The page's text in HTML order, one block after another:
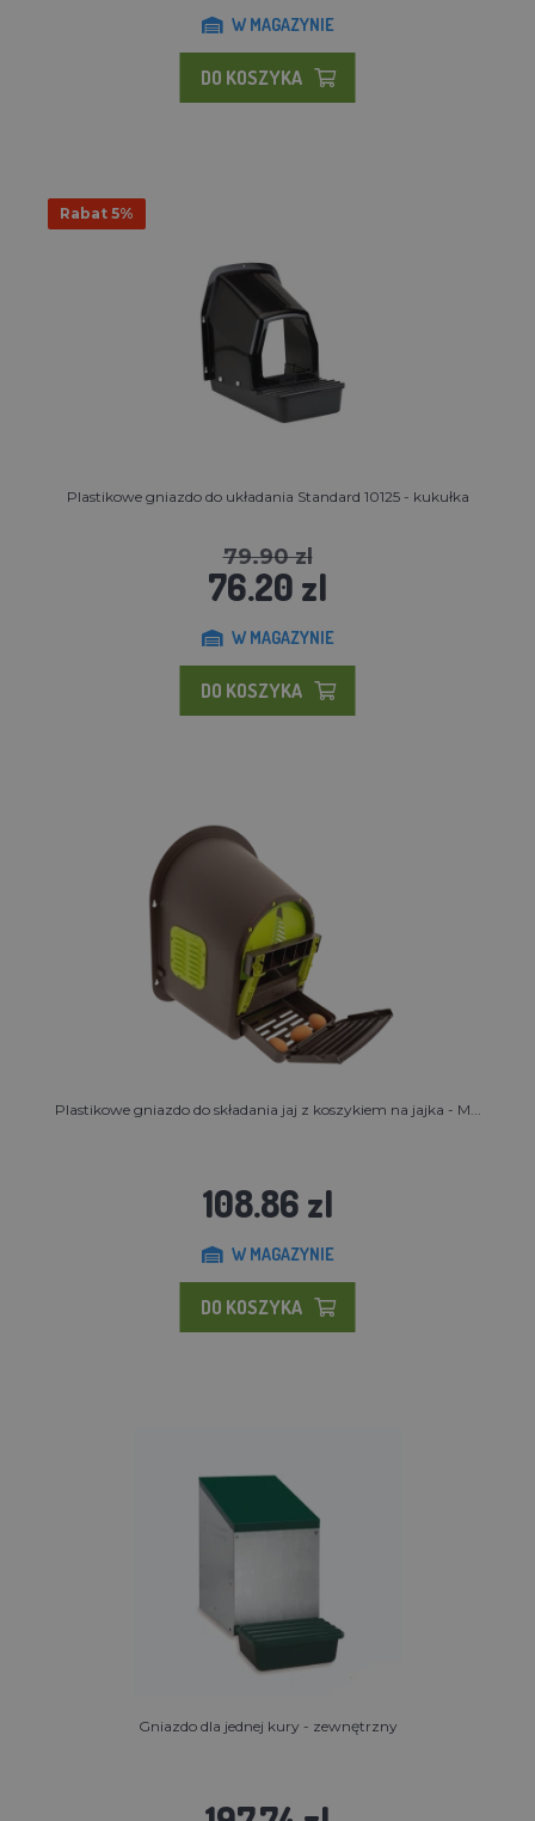
W MAGAZYNIE
DO KOSZYKA
Rabat 5%
Plastikowe gniazdo do układania Standard 10125 - kukułka
79.90 zl
76.20 zl
W MAGAZYNIE
DO KOSZYKA
Plastikowe gniazdo do składania jaj z koszykiem na jajka - M...
108.86 zl
W MAGAZYNIE
DO KOSZYKA
Gniazdo dla jednej kury - zewnętrzny